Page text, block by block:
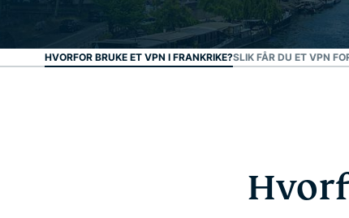
HVORFOR BRUKE ET VPN I FRANKRIKE?SLIK FÅR DU ET VPN